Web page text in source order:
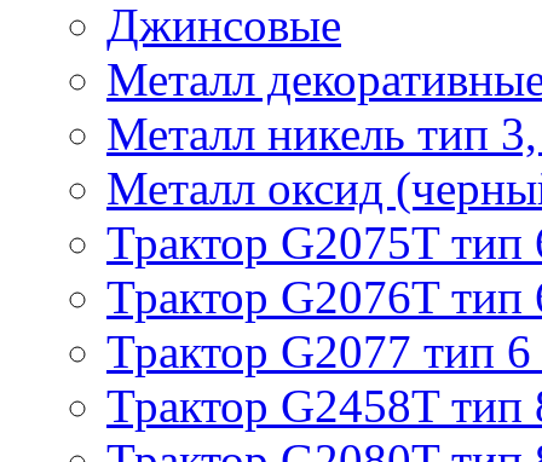
Джинсовые
Металл
Металл никель тип
Металл оксид
Трактор G2075T тип
Трактор G2076T тип
Трактор G2077 тип 6
Трактор G2458T тип